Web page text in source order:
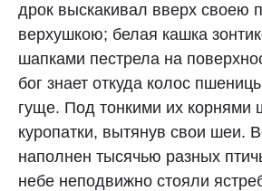
дрок выскакивал вверх своею
верхушкою; белая кашка
шапками пестрела на
бог знает откуда колос
гуще. Под тонкими их корнями
куропатки, вытянув свои шеи.
наполнен тысячью разных
небе неподвижно стояли